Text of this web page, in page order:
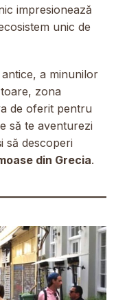
impresionează
unic de
a minunilor
zona
de oferit pentru
să te aventurezi
să descoperi
din Grecia.